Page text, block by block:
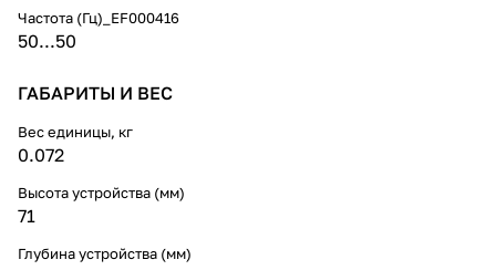
Частота (Гц)_EF000416
50...50
ГАБАРИТЫ И ВЕС
Вес единицы, кг
0.072
Высота устройства (мм)
71
Глубина устройства (мм)